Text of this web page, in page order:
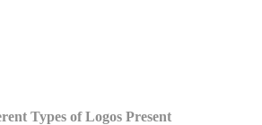
Types of Logos Present